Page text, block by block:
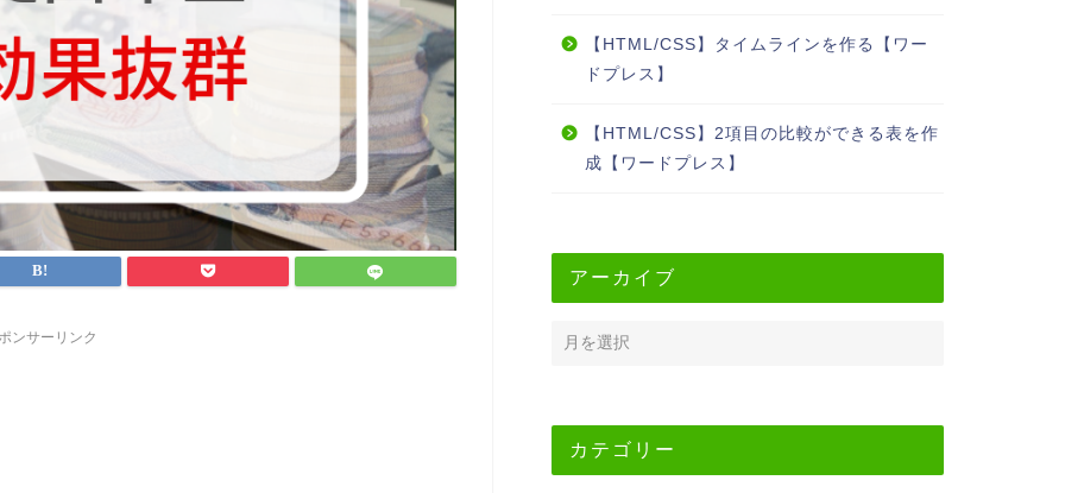
ンサーリンク
【HTML/CSS】タイムラインを作る【ワー
ドプレス】
【HTML/CSS】2項目の比較ができる表を作
成【ワードプレス】
アーカイブ
カテゴリー